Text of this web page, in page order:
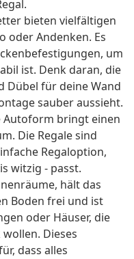
bieten vielfältigen
oder Andenken. Es
um
ist. Denk daran, die
Dübel für deine Wand
sauber aussieht.
Autoform bringt einen
Die Regale sind
Regaloption,
witzig - passt.
hält das
Boden frei und ist
oder Häuser, die
Dieses
dass alles